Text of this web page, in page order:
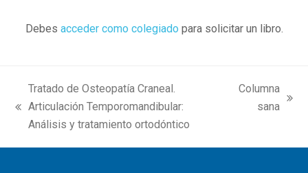
Debes acceder como colegiado para solicitar un libro.
previous
post:
Tratado de Osteopatía Craneal.
Articulación Temporomandibular:
Análisis y tratamiento ortodóntico
next
Columna
sana